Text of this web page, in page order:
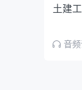
土建
音